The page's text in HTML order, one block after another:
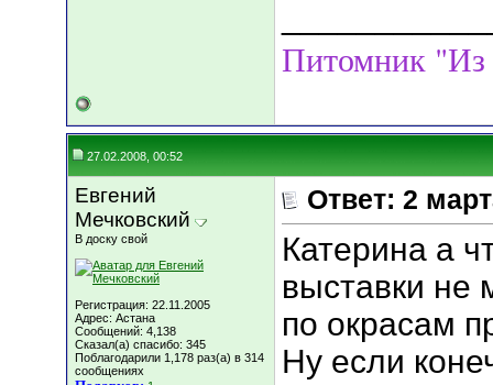
Питомник
27.02.2008, 00:52
Евгений
Мечковский
В доску свой
Регистрация: 22.11.2005
Адрес: Астана
Сообщений: 4,138
Сказал(а) спасибо: 345
Поблагодарили 1,178 раз(а) в 314
сообщениях
Ответ: 2
Катерина а
выставки не
по окрасам
Ну если